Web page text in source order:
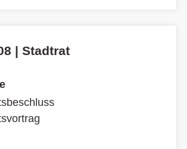
| Stadtrat